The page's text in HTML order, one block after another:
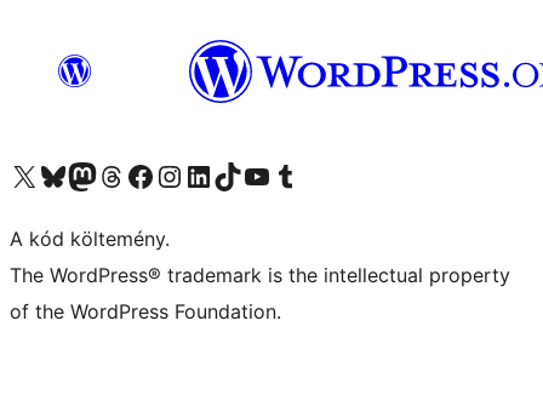
Visit our X (formerly Twitter) account
Visit our Bluesky account
Twitter csatornánk
Visit our Threads account
Facebook oldalunk megtekintése
Visit our Instagram account
Visit our LinkedIn account
Visit our TikTok account
Visit our YouTube channel
Visit our Tumblr account
A kód költemény.
The WordPress® trademark is the intellectual property
of the WordPress Foundation.